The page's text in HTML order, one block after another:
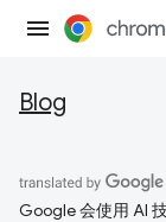
Blog
Google 会使用 AI